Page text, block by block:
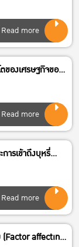
Evidence from
Read more
ของเศรษฐกิจของ
Rule of Law
Read more
ารเข้าถึงบุหรี่
E-Cigarette
A Case of
Read more
affecting